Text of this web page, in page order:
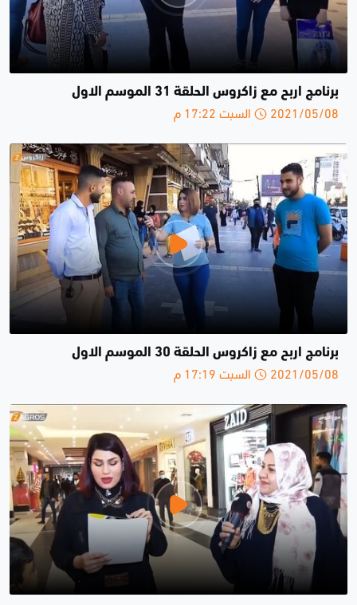
برنامج اربح مع زاكروس الحلقة 31 الموسم الاول
2021/05/08 السبت 17:22 م
برنامج اربح مع زاكروس الحلقة 30 الموسم الاول
2021/05/08 السبت 17:19 م